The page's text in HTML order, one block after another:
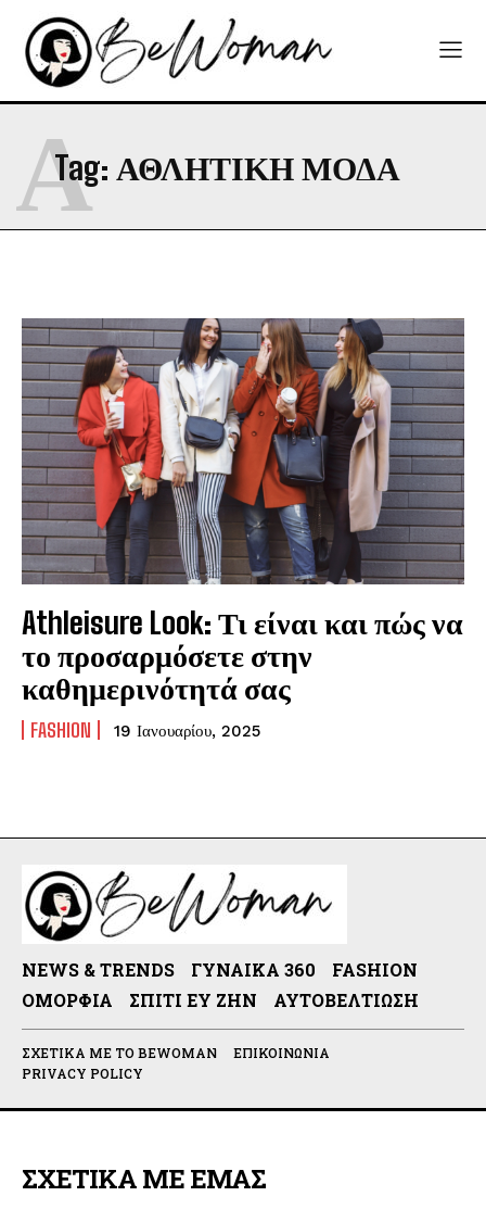
Tag: ΑΘΛΗΤΙΚΗ ΜΟΔΑ
Α
Athleisure Look: Τι είναι και πώς να
το προσαρμόσετε στην
καθημερινότητά σας
FASHION 19 Ιανουαρίου, 2025
NEWS & TRENDS ΓΥΝΑΊΚΑ 360
FASHION
ΟΜΟΡΦΙΆ
ΣΠΊΤΙ ΕΥ ΖΗΝ ΑΥΤΟΒΕΛΤΊΩΣΗ
ΣΧΕΤΙΚΆ ΜΕ ΤΟ BEWOMAN
ΕΠΙΚΟΙΝΩΝΊΑ
PRIVACY POLICY
ΣΧΕΤΙΚΑ ΜΕ ΕΜΑΣ